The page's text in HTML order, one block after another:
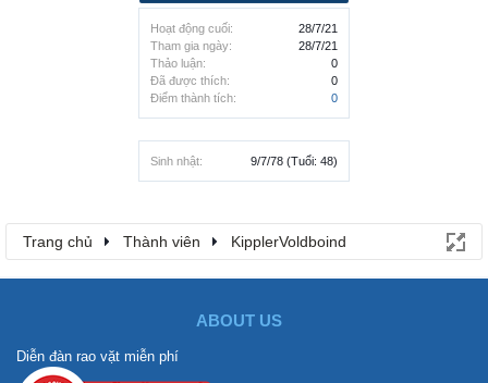
Hoạt động cuối:
28/7/21
Tham gia ngày:
28/7/21
Thảo luận:
0
Đã được thích:
0
Điểm thành tích:
0
Sinh nhật: 9/7/78 (Tuổi: 48)
Trang chủ Thành viên KipplerVoldboind
ABOUT US
Diễn đàn rao vặt miễn phí